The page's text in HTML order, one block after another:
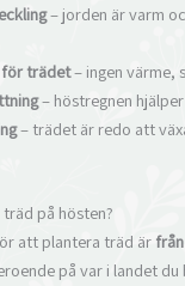
– jorden är varm
för trädet– ingen värme,
– höstregnen
– trädet är redo att
på hösten?
att plantera träd är
på var i landet du